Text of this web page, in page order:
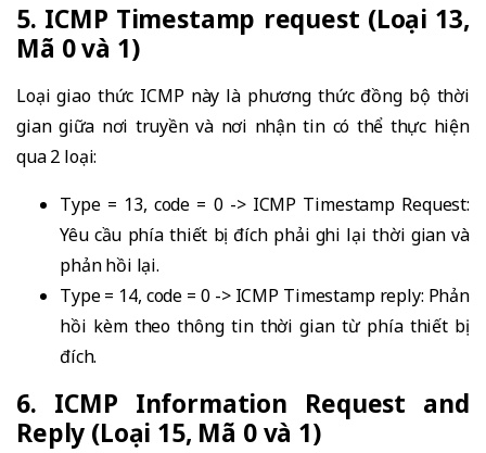
5. ICMP Timestamp request (Loại 13,
Mã 0 và 1)
Loại giao thức ICMP này là phương thức đồng bộ thời
gian giữa nơi truyền và nơi nhận tin có thể thực hiện
qua 2 loại:
Type = 13, code = 0 -> ICMP Timestamp Request:
Yêu cầu phía thiết bị đích phải ghi lại thời gian và
phản hồi lại.
Type = 14, code = 0 -> ICMP Timestamp reply: Phản
hồi kèm theo thông tin thời gian từ phía thiết bị
đích.
6. ICMP Information Request and
Reply (Loại 15, Mã 0 và 1)